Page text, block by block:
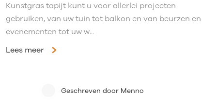
Kunstgras tapijt kunt u voor allerlei projecten
gebruiken, van uw tuin tot balkon en van beurzen en
evenementen tot uw w...
Lees meer
Geschreven door Menno